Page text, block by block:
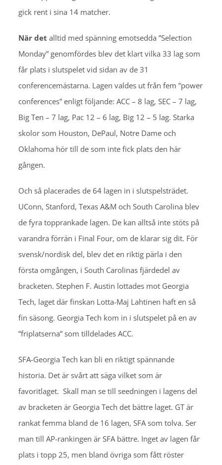
gick rent i sina 14 matcher.
När det alltid med spänning emotsedda ”Selection
Monday” genomfördes blev det klart vilka 33 lag som
får plats i slutspelet vid sidan av de 31
conferencemästarna. Lagen valdes ut från fem ”power
conferences” enligt följande: ACC – 8 lag, SEC – 7 lag,
Big Ten – 7 lag, Pac 12 – 6 lag, Big 12 – 5 lag. Starka
skolor som Houston, DePaul, Notre Dame och
Oklahoma hör till de som inte fick plats den här
gången.
Och så placerades de 64 lagen in i slutspelsträdet.
UConn, Stanford, Texas A&M och South Carolina blev
de fyra topprankade lagen. De kan alltså inte stöts på
varandra förrän i Final Four, om de klarar sig dit. För
svensk/nordisk del, blev det en riktig pärla i den
första omgången, i South Carolinas fjärdedel av
bracketen. Stephen F. Austin lottades mot Georgia
Tech, laget där finskan Lotta-Maj Lahtinen haft en så
fin säsong. Georgia Tech kom in i slutspelet på en av
”friplatserna” som tilldelades ACC.
SFA-Georgia Tech kan bli en riktigt spännande
historia. Det är svårt att säga vilket som är
favoritlaget. Skall man se till seedningen i lagens del
av bracketen är Georgia Tech det bättre laget. GT är
rankat femma bland de 16 lagen, SFA som tolva. Ser
man till AP-rankingen är SFA bättre. Inget av lagen får
plats i topp 25, men bland övriga som fått röster